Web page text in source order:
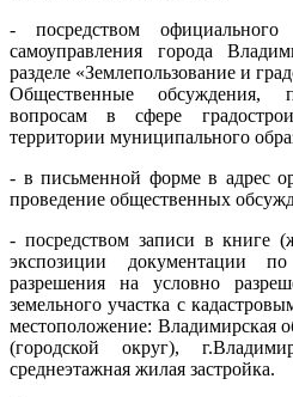
- посредством
самоуправления города
разделе «Землепользование и
Общественные обсуждения,
вопросам в сфере
территории муниципального
- в письменной форме в адрес
проведение общественных
- посредством записи в книге
экспозиции документации
разрешения на условно
земельного участка с
местоположение: Владимирская
(городской округ),
среднеэтажная жилая застройка.